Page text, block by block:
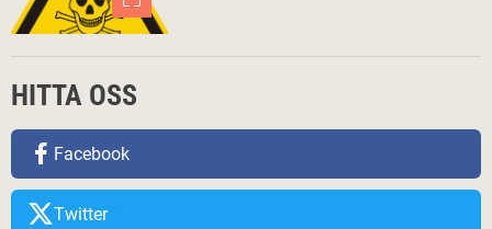
HITTA OSS
Facebook
Twitter